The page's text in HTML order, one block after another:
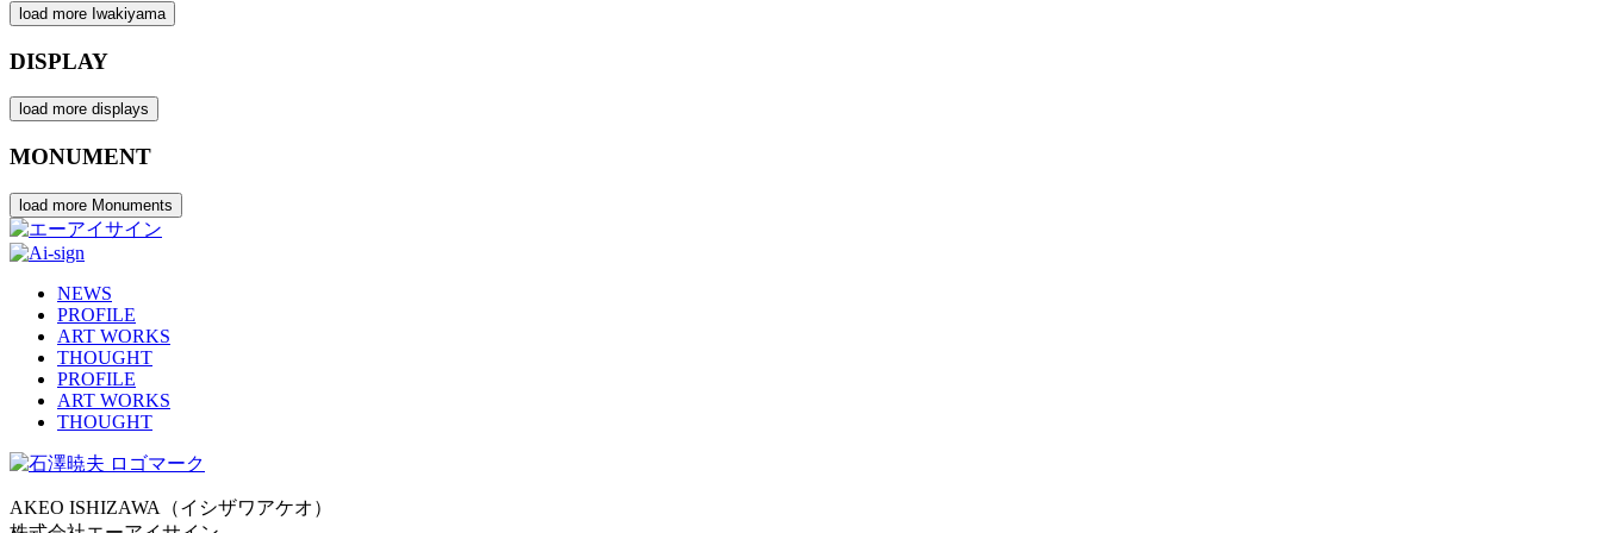
load more Iwakiyama
DISPLAY
load more displays
MONUMENT
load more Monuments
NEWS
PROFILE
ART WORKS
THOUGHT
PROFILE
ART WORKS
THOUGHT
AKEO ISHIZAWA（イシザワアケオ）